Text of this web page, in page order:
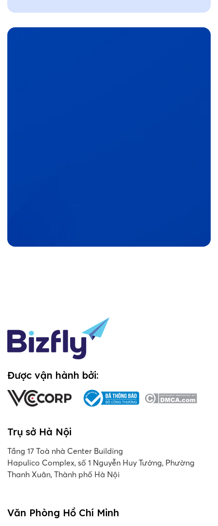
Được vận hành bởi:
Trụ sở Hà Nội
Tầng 17 Toà nhà Center Building
Hapulico Complex, số 1 Nguyễn Huy Tưởng, Phường
Thanh Xuân, Thành phố Hà Nội
Văn Phòng Hồ Chí Minh